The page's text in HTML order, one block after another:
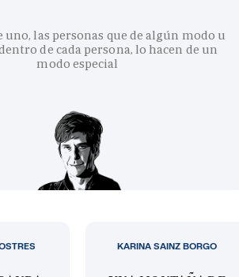
uno, las personas que de algún modo u
de cada persona, lo hacen de un
modo especial
KARINA SAINZ BORGO